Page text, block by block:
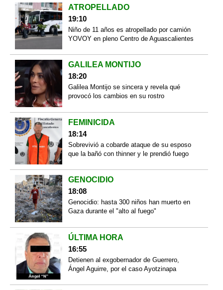
ATROPELLADO
19:10
Niño de 11 años es atropellado por camión
YOVOY en pleno Centro de Aguascalientes
GALILEA MONTIJO
18:20
Galilea Montijo se sincera y revela qué
provocó los cambios en su rostro
FEMINICIDA
18:14
Sobrevivió a cobarde ataque de su esposo
que la bañó con thinner y le prendió fuego
GENOCIDIO
18:08
Genocidio: hasta 300 niños han muerto en
Gaza durante el "alto al fuego"
ÚLTIMA HORA
16:55
Detienen al exgobernador de Guerrero,
Ángel Aguirre, por el caso Ayotzinapa